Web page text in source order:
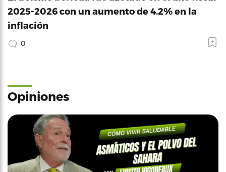
2025-2026 con un aumento de 4.2% en la
inflación
0
Opiniones